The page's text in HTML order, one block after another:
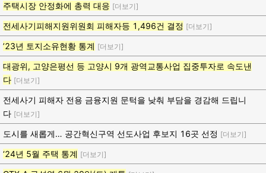
주택시장 안정화에 총력 대응 [더보기]
전세사기피해지원위원회 피해자등 1,496건 결정 [더보기]
’23년 토지소유현황 통계 [더보기]
대광위, 고양은평선 등 고양시 9개 광역교통사업 집중투자로 속도낸
다 [더보기]
전세사기 피해자 전용 금융지원 문턱을 낮춰 부담을 경감해 드립니
다 [더보기]
도시를 새롭게… 공간혁신구역 선도사업 후보지 16곳 선정 [더보기]
‘24년 5월 주택 통계 [더보기]